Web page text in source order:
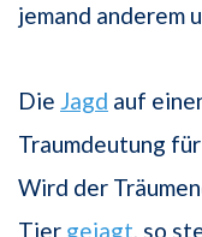
jemand anderem
Die Jagd auf
Traumdeutung
Wird der
Tier gejagt, so